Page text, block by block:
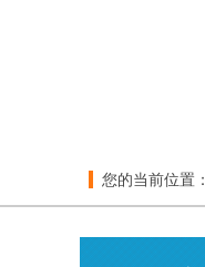
您的当前位置：